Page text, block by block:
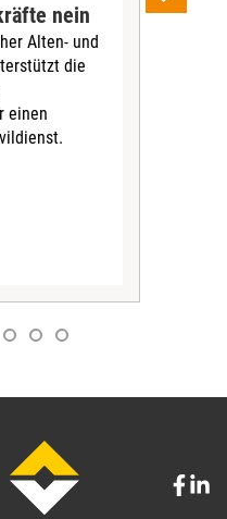
nein
Alten- und
die
einen